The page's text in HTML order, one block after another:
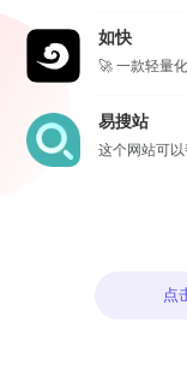
如快
易搜站
点